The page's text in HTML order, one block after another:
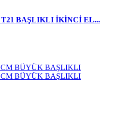
BAŞLIKLI İKİNCİ EL...